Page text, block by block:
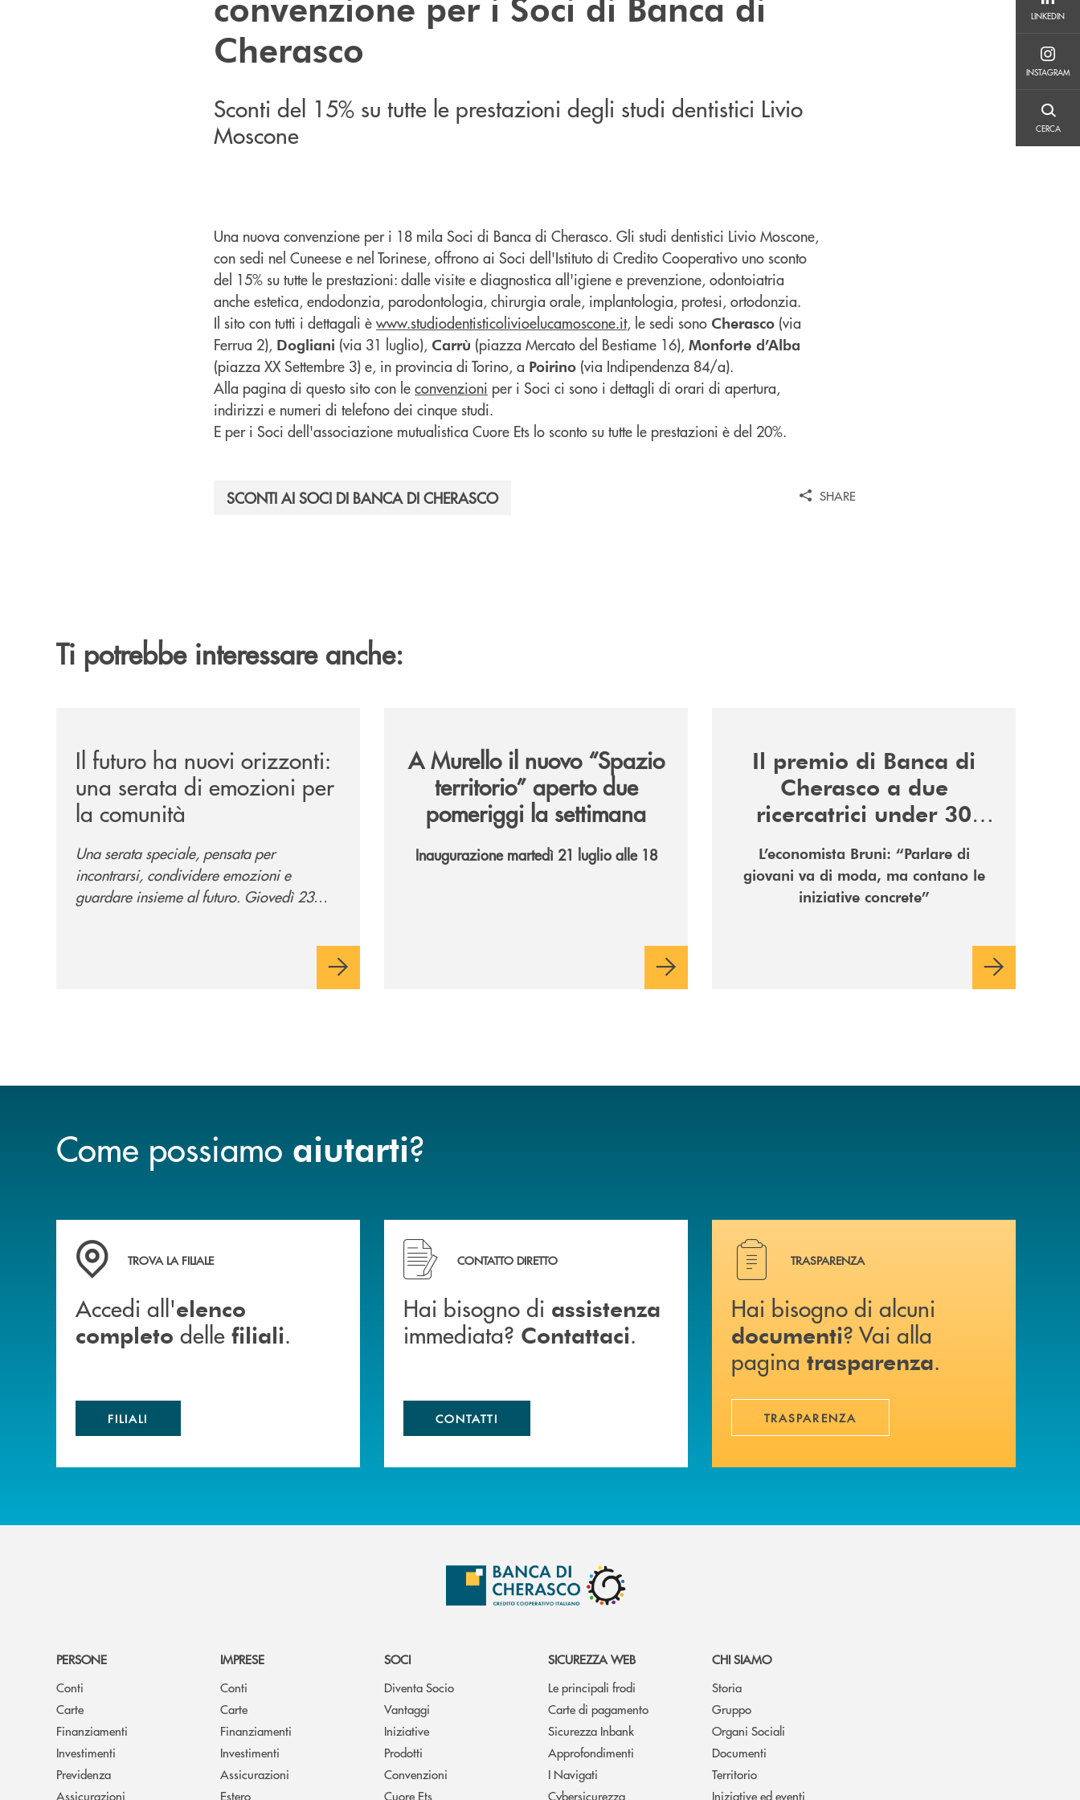
LINKEDIN
INSTAGRAM
CERCA
Cherasco
Sconti del 15% su tutte le prestazioni degli studi dentistici Livio
Moscone
Una nuova convenzione per i 18 mila Soci di Banca di Cherasco. Gli studi dentistici Livio Moscone,
con sedi nel Cuneese e nel Torinese, offrono ai Soci dell'Istituto di Credito Cooperativo uno sconto
del 15% su tutte le prestazioni: dalle visite e diagnostica all'igiene e prevenzione, odontoiatria
anche estetica, endodonzia, parodontologia, chirurgia orale, implantologia, protesi, ortodonzia.
Il sito con tutti i dettagali è www.studiodentisticolivioelucamoscone.it, le sedi sono Cherasco (via
Ferrua 2), Dogliani (via 31 luglio), Carrù (piazza Mercato del Bestiame 16), Monforte d’Alba
(piazza XX Settembre 3) e, in provincia di Torino, a Poirino (via Indipendenza 84/a).
Alla pagina di questo sito con le convenzioni per i Soci ci sono i dettagli di orari di apertura,
indirizzi e numeri di telefono dei cinque studi.
E per i Soci dell'associazione mutualistica Cuore Ets lo sconto su tutte le prestazioni è del 20%.
SCONTI AI SOCI DI BANCA DI CHERASCO SHARE
Ti potrebbe interessare anche:
Il futuro ha nuovi orizzonti:
una serata di emozioni per
la comunità
Una serata speciale, pensata per
incontrarsi, condividere emozioni e
guardare insieme al futuro. Giovedì 23
A Murello il nuovo “Spazio
territorio” aperto due
pomeriggi la settimana
Inaugurazione martedì 21 luglio alle 18
Il premio di Banca di
Cherasco a due
ricercatrici under 30
L’economista Bruni: “Parlare di
giovani va di moda, ma contano le
iniziative concrete”
Come possiamo aiutarti?
Accedi all' elenco completo delle filiali .
TROVA LA FILIALE
Accedi all'elenco
completo delle filiali.
FILIALI
Hai bisogno di assistenza immediata? Contattaci .
CONTATTO DIRETTO
Hai bisogno di assistenza
immediata? Contattaci.
CONTATTI
Hai bisogno di alcuni documenti ? Vai alla pagina
TRASPARENZA
Hai bisogno di alcuni
documenti? Vai alla
pagina trasparenza.
TRASPARENZA
PERSONE
Conti
Carte
Finanziamenti
Investimenti
Previdenza
Assicurazioni
IMPRESE
Conti
Carte
Finanziamenti
Investimenti
Assicurazioni
Estero
SOCI
Diventa Socio
Vantaggi
Iniziative
Prodotti
Convenzioni
Cuore Ets
SICUREZZA WEB
Le principali frodi
Carte di pagamento
Sicurezza Inbank
Approfondimenti
I Navigati
Cybersicurezza
CHI SIAMO
Storia
Gruppo
Organi Sociali
Documenti
Territorio
Iniziative ed eventi